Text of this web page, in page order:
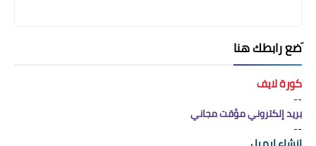
َضع رابطك هنا
كورة لايف
--
بريد إلكتروني مؤقت مجاني
--